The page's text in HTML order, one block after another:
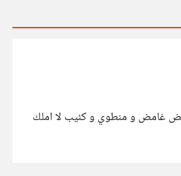
غامض و منطوي و كئيب لا املك